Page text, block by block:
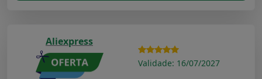
Aliexpress
Validade: 16/07/2027